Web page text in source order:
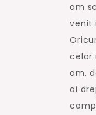
am
venit
celor
am,
ai